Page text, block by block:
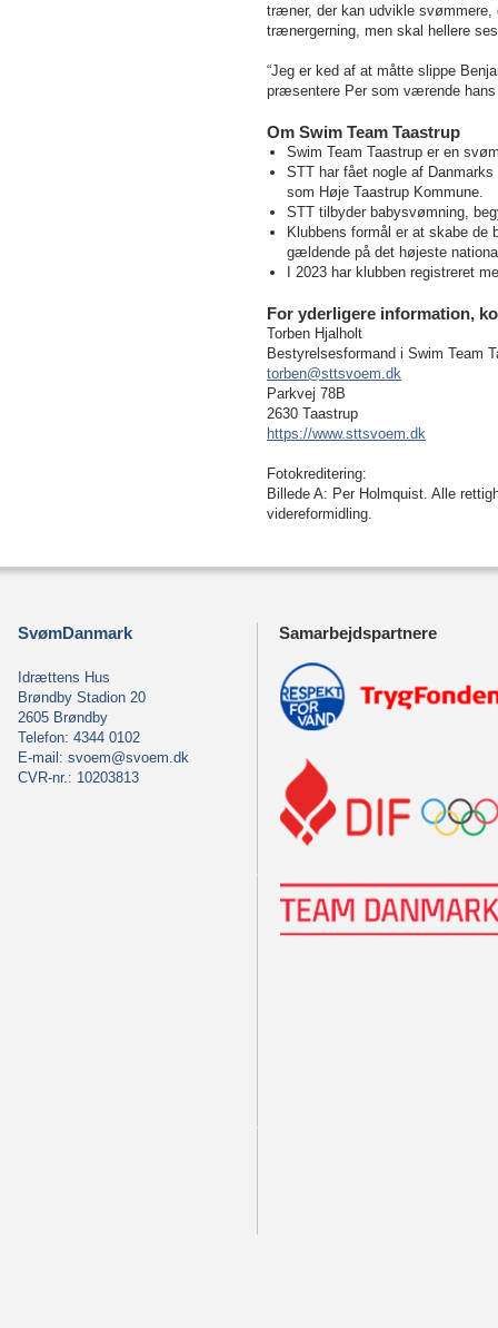
træner, der kan udvikle
trænergerning, men skal hellere
“Jeg er ked af at måtte slippe
præsentere Per som værende hans
Om Swim Team Taastrup
Swim Team Taastrup er en
STT har fået nogle af
som Høje Taastrup Kommune.
STT tilbyder babysvømning,
Klubbens formål er at skabe
gældende på det højeste
I 2023 har klubben registreret
For yderligere information,
Torben Hjalholt
Bestyrelsesformand i Swim Team
torben@sttsvoem.dk
Parkvej 78B
2630 Taastrup
https://www.sttsvoem.dk
Fotokreditering:
Billede A: Per Holmquist. Alle
videreformidling.
SvømDanmark
Idrættens Hus
Brøndby Stadion 20
2605 Brøndby
Telefon: 4344 0102
E-mail: svoem@svoem.dk
CVR-nr.: 10203813
Samarbejdspartnere